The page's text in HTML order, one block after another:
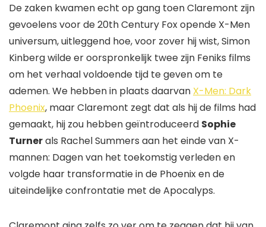
De zaken kwamen echt op gang toen Claremont zijn
gevoelens voor de 20th Century Fox opende X-Men
universum, uitleggend hoe, voor zover hij wist,Simon
Kinbergwilde er oorspronkelijk twee zijn Feniks films
om het verhaal voldoende tijd te geven om te
ademen. We hebben in plaats daarvan X-Men: Dark
Phoenix, maar Claremont zegt dat als hij de films had
gemaakt, hij zou hebben geïntroduceerd Sophie
Turnerals Rachel Summers aan het einde van X-
mannen: Dagen van het toekomstig verledenen
volgde haar transformatie in de Phoenix en de
uiteindelijke confrontatie met de Apocalyps.